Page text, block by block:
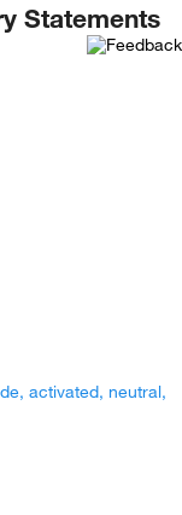
Statements
activated, neutral,